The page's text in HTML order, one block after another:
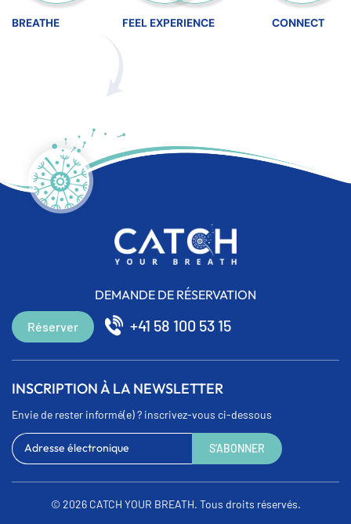
BREATHE FEEL CONNECT
EXPERIENCE
DEMANDE DE RÉSERVATION
Réserver +41 58 100 53 15
INSCRIPTION À LA NEWSLETTER
Envie de rester informé(e) ? inscrivez-vous ci-dessous
© 2026 CATCH YOUR BREATH. Tous droits réservés.